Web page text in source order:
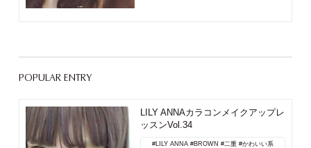
POPULAR ENTRY
LILY ANNAカラコンメイクアップレ
ッスンVol.34
#LILY ANNA #BROWN #二重 #かわいい系